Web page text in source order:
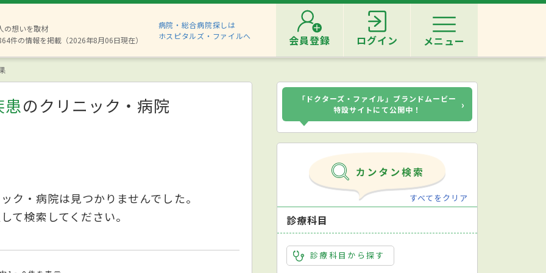
の想いを取材
件の情報を掲載（2026年8月06日現在）
病院・総合病院探しは
ホスピタルズ・ファイルへ
会員登録 ログイン メニュー
のクリニック・病院
ク・病院は見つかりませんでした。
て検索してください。
「ドクターズ・ファイル」ブランドムービー
特設サイトにて公開中！
›
すべてをクリア
診療科目
診療科目から探す